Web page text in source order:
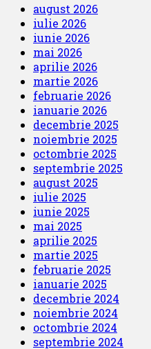
august 2026
iulie 2026
iunie 2026
mai 2026
aprilie 2026
martie 2026
februarie 2026
ianuarie 2026
decembrie 2025
noiembrie 2025
octombrie 2025
septembrie 2025
august 2025
iulie 2025
iunie 2025
mai 2025
aprilie 2025
martie 2025
februarie 2025
ianuarie 2025
decembrie 2024
noiembrie 2024
octombrie 2024
septembrie 2024